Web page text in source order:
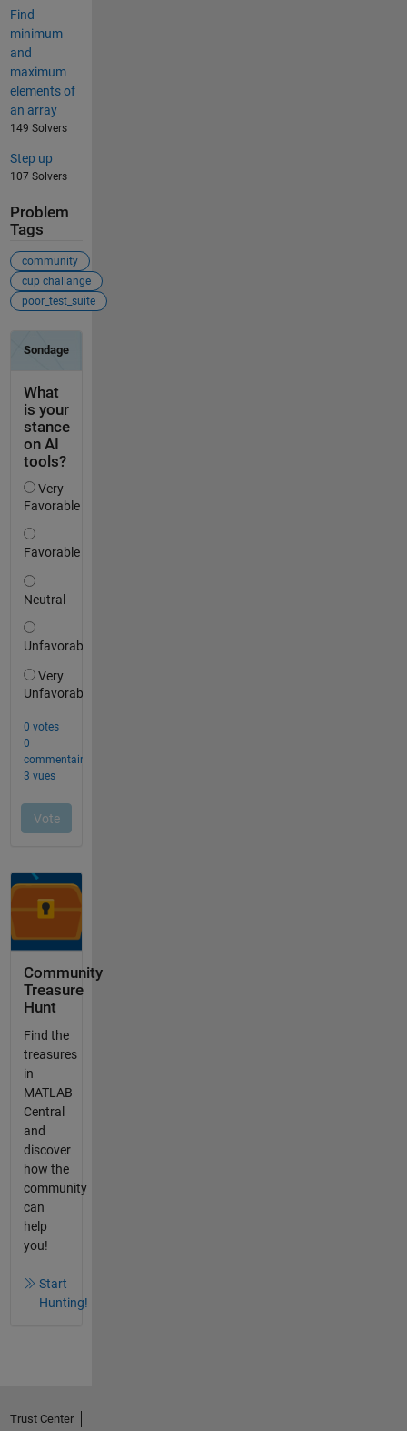
Find
minimum
and
maximum
elements of
an array
149 Solvers
Step up
107 Solvers
Problem
Tags
community
cup challange
poor_test_suite
Community
Treasure
Hunt
Find the
treasures
in
MATLAB
Central
and
discover
how the
community
can
help
you!
Start
Hunting!
Trust Center